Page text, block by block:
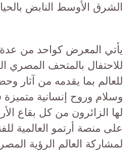
الشرق الأوسط النابض
يأتي المعرض كواحد من
للاحتفال بالمتحف المصري
للعالم بما يقدمه من آثار
وسلام وروح إنسانية
لها الزائرون من كل بقاع
على منصة أرتمو العالمية
لمشاركة العالم الرؤية